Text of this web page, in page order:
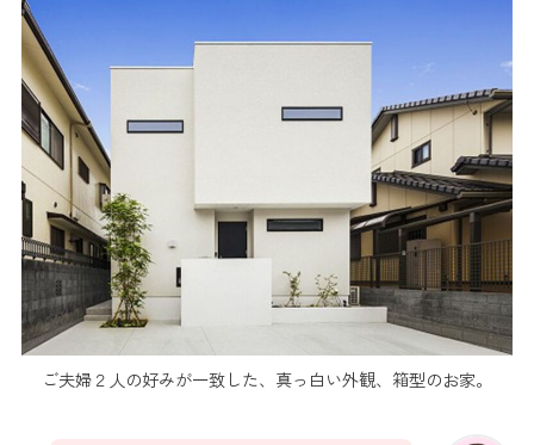
ご夫婦２人の好みが一致した、真っ白い外観、箱型のお家。